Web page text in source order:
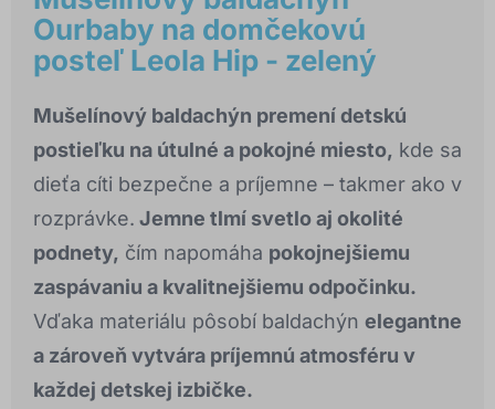
Ourbaby na domčekovú
posteľ Leola Hip - zelený
Mušelínový baldachýn premení detskú
postieľku na útulné a pokojné miesto, kde sa
dieťa cíti bezpečne a príjemne – takmer ako v
rozprávke. Jemne tlmí svetlo aj okolité
podnety, čím napomáha pokojnejšiemu
zaspávaniu a kvalitnejšiemu odpočinku.
Vďaka materiálu pôsobí baldachýn elegantne
a zároveň vytvára príjemnú atmosféru v
každej detskej izbičke.